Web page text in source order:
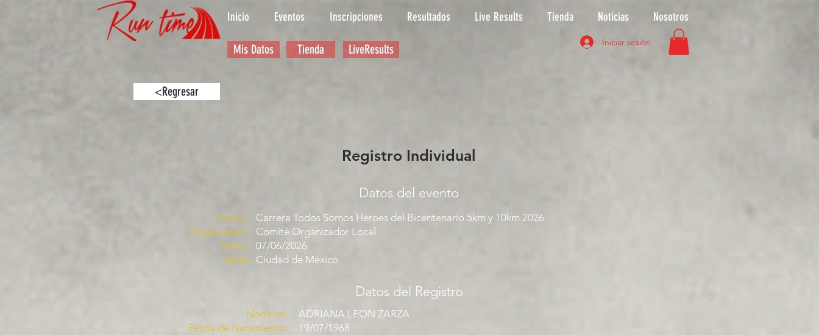
Inicio Eventos Inscripciones Resultados Live Results Tienda Noticias Nosotros
Iniciar sesión
Mis Datos Tienda LiveResults
<Regresar
Registro Individual
Datos del evento
Evento:
Organizador:
Fecha:
Sede:
Carrera Todos Somos Héroes del Bicentenario 5km y 10km 2026
Comité Organizador Local
07/06/2026
Ciudad de México
Datos del Registro
Nombre:
Fecha de Nacimiento:
ADRIANA LEON ZARZA
19/07/1968